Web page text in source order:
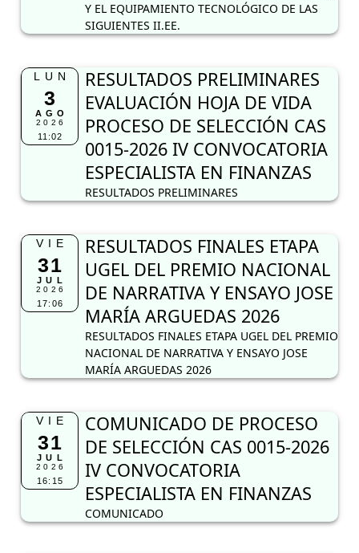
Y EL EQUIPAMIENTO TECNOLÓGICO DE LAS
SIGUIENTES II.EE.
LUN
3
AGO
2026
11:02
RESULTADOS PRELIMINARES
EVALUACIÓN HOJA DE VIDA
PROCESO DE SELECCIÓN CAS
0015-2026 IV CONVOCATORIA
ESPECIALISTA EN FINANZAS
RESULTADOS PRELIMINARES
VIE
31
JUL
2026
17:06
RESULTADOS FINALES ETAPA
UGEL DEL PREMIO NACIONAL
DE NARRATIVA Y ENSAYO JOSE
MARÍA ARGUEDAS 2026
RESULTADOS FINALES ETAPA UGEL DEL PREMIO
NACIONAL DE NARRATIVA Y ENSAYO JOSE
MARÍA ARGUEDAS 2026
VIE
31
JUL
2026
16:15
COMUNICADO DE PROCESO
DE SELECCIÓN CAS 0015-2026
IV CONVOCATORIA
ESPECIALISTA EN FINANZAS
COMUNICADO